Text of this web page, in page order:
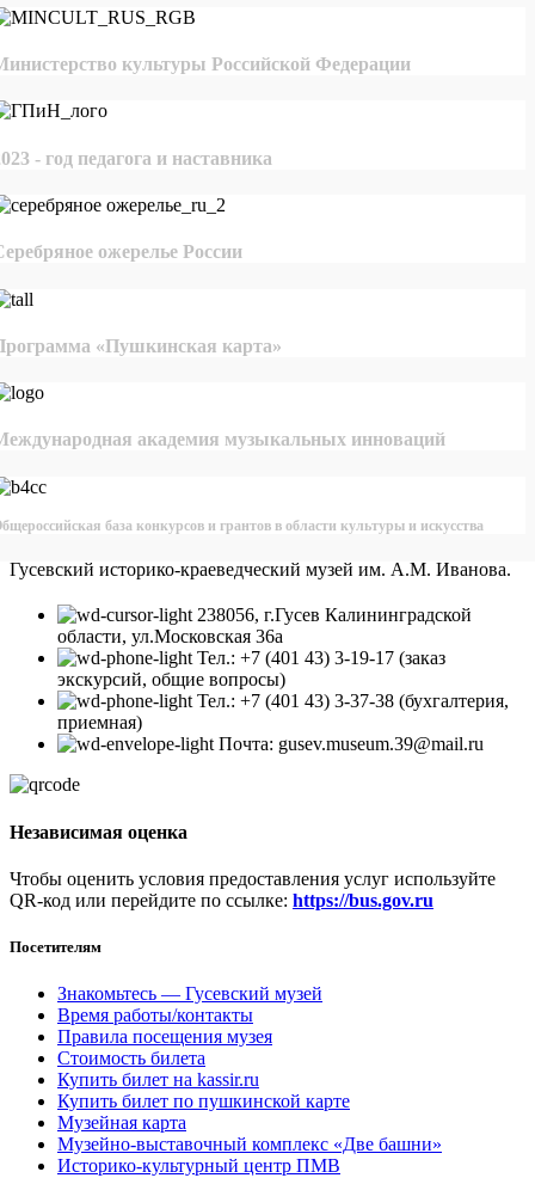
культуры Российской Федерации
- год педагога и наставника
ожерелье России
«Пушкинская карта»
академия музыкальных инноваций
база конкурсов и грантов в области культуры и искусства
Гусевский историко-краеведческий музей им. А.М. Иванова.
238056, г.Гусев Калининградской
области, ул.Московская 36а
Тел.: +7 (401 43) 3-19-17 (заказ
экскурсий, общие вопросы)
Тел.: +7 (401 43) 3-37-38 (бухгалтерия,
приемная)
Почта: gusev.museum.39@mail.ru
Независимая оценка
Чтобы оценить условия предоставления услуг используйте
QR-код или перейдите по ссылке: https://bus.gov.ru
Посетителям
Знакомьтесь — Гусевский музей
Время работы/контакты
Правила посещения музея
Стоимость билета
Купить билет на kassir.ru
Купить билет по пушкинской карте
Музейная карта
Музейно-выставочный комплекс «Две башни»
Историко-культурный центр ПМВ